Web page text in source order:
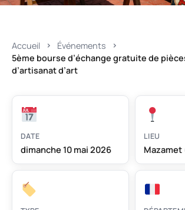
Accueil
Événements
5ème bourse d’échange gratuite de
d’artisanat d’art
DATE
dimanche 10 mai 2026
LIEU
Mazamet